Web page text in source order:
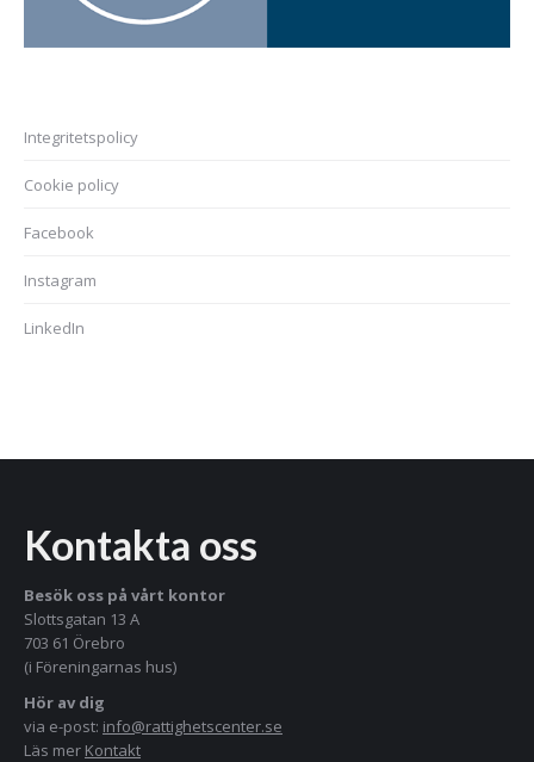
Integritetspolicy
Cookie policy
Facebook
Instagram
LinkedIn
Kontakta oss
Besök oss på vårt kontor
Slottsgatan 13 A
703 61 Örebro
(i Föreningarnas hus)
Hör av dig
via e-post: info@rattighetscenter.se
Läs mer Kontakt